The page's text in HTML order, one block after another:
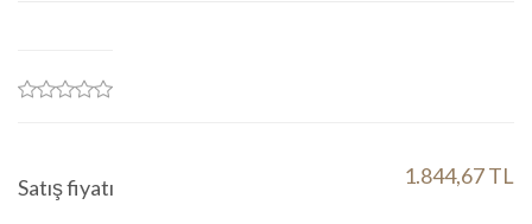
Satış fiyatı 1.844,67 TL